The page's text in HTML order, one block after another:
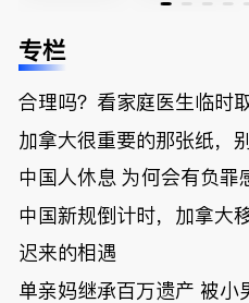
低；免费狂
送50万磅蔬
温“丑陋土
豆日”冲击
吉尼斯纪
录；惨！留
骗光2万美
元，还被卷
入跨国刑案
账户遭封！
官：太假
欠款多出$1
9万；突
发！无辜男
孩温哥华市
中心被刺身
亡；
专栏
合理吗？看家庭医生临时
加拿大很重要的那张纸，
中国人休息 为何会有负罪
中国新规倒计时，加拿大
迟来的相遇
单亲妈继承百万遗产 被小